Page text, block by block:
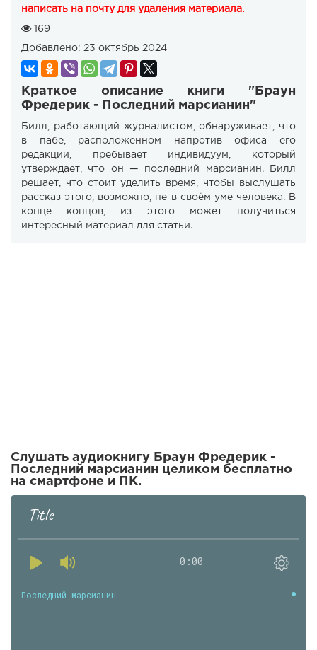
написать на почту для удаления материала.
169
Добавлено: 23 октябрь 2024
Краткое описание книги "Браун
Фредерик - Последний марсианин"
Билл, работающий журналистом, обнаруживает, что
в пабе, расположенном напротив офиса его
редакции, пребывает индивидуум, который
утверждает, что он — последний марсианин. Билл
решает, что стоит уделить время, чтобы выслушать
рассказ этого, возможно, не в своём уме человека. В
конце концов, из этого может получиться
интересный материал для статьи.
Слушать аудиокнигу Браун Фредерик -
Последний марсианин целиком бесплатно
на смартфоне и ПК.
Title
0:00
Последний марсианин